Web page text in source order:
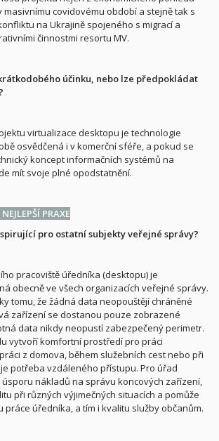
covidovému období a stejně tak s
na Ukrajině spojeného s migrací a
činnostmi resortu MV.
účinku, nebo lze předpokládat
virtualizace desktopu je technologie
osvědčená i v komerční sféře, a pokud se
koncept informačních systémů na
mít svoje plné opodstatnění.
PRAXE
pro ostatní subjekty veřejné správy?
pracoviště úředníka (desktopu) je
obecně ve všech organizacích veřejné správy.
tomu, že žádná data neopouštějí chráněné
zařízení se dostanou pouze zobrazené
data nikdy neopustí zabezpečený perimetr.
vytvoří komfortní prostředí pro práci
z domova, během služebních cest nebo při
potřeba vzdáleného přístupu. Pro úřad
nákladů na správu koncových zařízení,
při různých výjimečných situacích a pomůže
práce úředníka, a tím i kvalitu služby občanům.